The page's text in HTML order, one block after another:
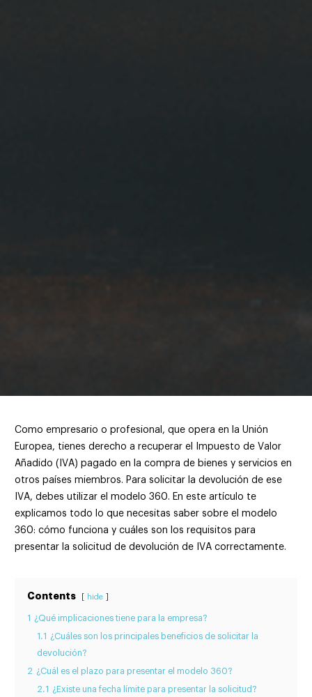
Como empresario o profesional, que opera en la Unión
Europea, tienes derecho a recuperar el Impuesto de Valor
Añadido (IVA) pagado en la compra de bienes y servicios en
otros países miembros. Para solicitar la devolución de ese
IVA, debes utilizar el modelo 360. En este artículo te
explicamos todo lo que necesitas saber sobre el modelo
360: cómo funciona y cuáles son los requisitos para
presentar la solicitud de devolución de IVA correctamente.
Contents hide
1 ¿Qué implicaciones tiene para la empresa?
1.1
¿Cuáles son los principales beneficios de solicitar la
devolución?
2 ¿Cuál es el plazo para presentar el modelo 360?
2.1 ¿Existe una fecha límite para presentar la solicitud?